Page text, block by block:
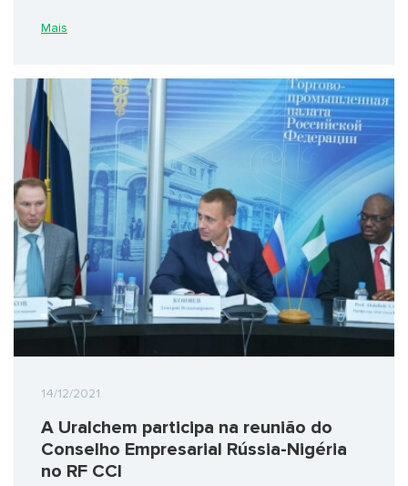
Mais
14/12/2021
A Uralchem participa na reunião do
Conselho Empresarial Rússia-Nigéria
no RF CCI